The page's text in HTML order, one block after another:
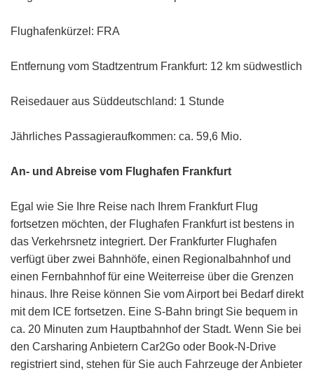
Flughafenkürzel: FRA
Entfernung vom Stadtzentrum Frankfurt: 12 km südwestlich
Reisedauer aus Süddeutschland: 1 Stunde
Jährliches Passagieraufkommen: ca. 59,6 Mio.
An- und Abreise vom Flughafen Frankfurt
Egal wie Sie Ihre Reise nach Ihrem Frankfurt Flug
fortsetzen möchten, der Flughafen Frankfurt ist bestens in
das Verkehrsnetz integriert. Der Frankfurter Flughafen
verfügt über zwei Bahnhöfe, einen Regionalbahnhof und
einen Fernbahnhof für eine Weiterreise über die Grenzen
hinaus. Ihre Reise können Sie vom Airport bei Bedarf direkt
mit dem ICE fortsetzen. Eine S-Bahn bringt Sie bequem in
ca. 20 Minuten zum Hauptbahnhof der Stadt. Wenn Sie bei
den Carsharing Anbietern Car2Go oder Book-N-Drive
registriert sind, stehen für Sie auch Fahrzeuge der Anbieter